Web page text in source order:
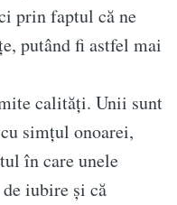
prin faptul că ne
putând fi astfel mai
calități. Unii sunt
simțul onoarei,
în care unele
iubire și că